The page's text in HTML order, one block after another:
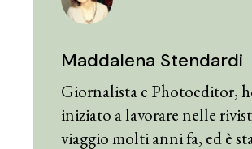
Maddalena Stendardi
Giornalista e Photoeditor,
iniziato a lavorare nelle
viaggio molti anni fa, ed è